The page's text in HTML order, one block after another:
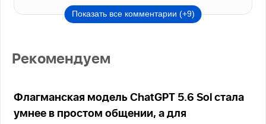
Показать все комментарии (+9)
Рекомендуем
Флагманская модель ChatGPT 5.6 Sol стала
умнее в простом общении, а для